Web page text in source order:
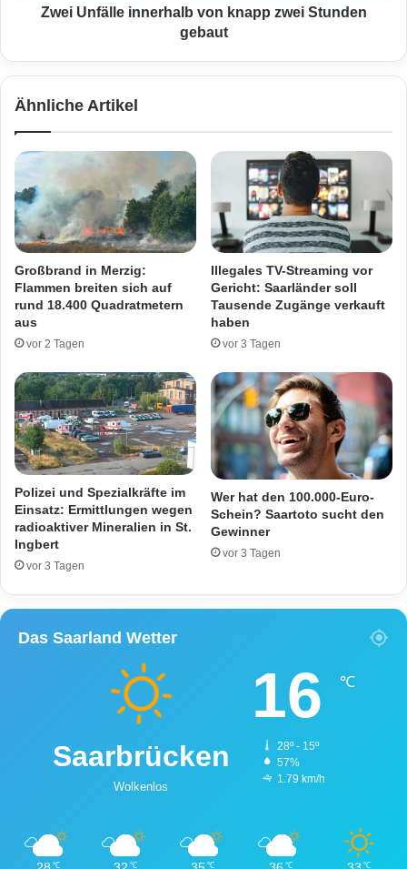
o
o
e
i
n
m
S
h
a
C
a
f
e
e
a
l
b
v
o
k
p
z
w
e
i
S
t
u
n
d
e
n
a
Zwei Unfälle innerhalb von knapp zwei Stunden
gebaut
Ähnliche Artikel
Großbrand in Merzig:
Flammen breiten sich auf
rund 18.400 Quadratmetern
aus
vor 2 Tagen
Illegales TV-Streaming vor
Gericht: Saarländer soll
Tausende Zugänge verkauft
haben
vor 3 Tagen
Polizei und Spezialkräfte im
Einsatz: Ermittlungen wegen
radioaktiver Mineralien in St.
Ingbert
vor 3 Tagen
Wer hat den 100.000-Euro-
Schein? Saartoto sucht den
Gewinner
vor 3 Tagen
Das Saarland Wetter
Saarbrücken
Wolkenlos
16 ℃
28º - 15º
57%
1.79 km/h
℃ ℃ ℃ ℃ ℃